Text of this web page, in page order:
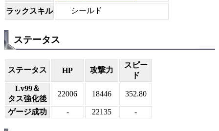
ラックスキル
シールド
ステータス
ステータス HP 攻撃力
スピー
ド
Lv99＆
タス強化後
22006 18446 352.80
ゲージ成功 - 22135 -